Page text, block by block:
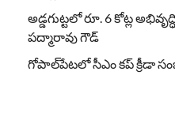
అడ్డగుట్టలో రూ. 6 కోట్ల
పద్మారావు గౌడ్
గోపాల్‌పేటలో సీఎం కప్ క్రీడా